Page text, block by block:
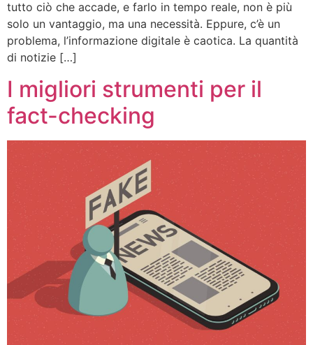
tutto ciò che accade, e farlo in tempo reale, non è più
solo un vantaggio, ma una necessità. Eppure, c’è un
problema, l’informazione digitale è caotica. La quantità
di notizie […]
I migliori strumenti per il
fact-checking